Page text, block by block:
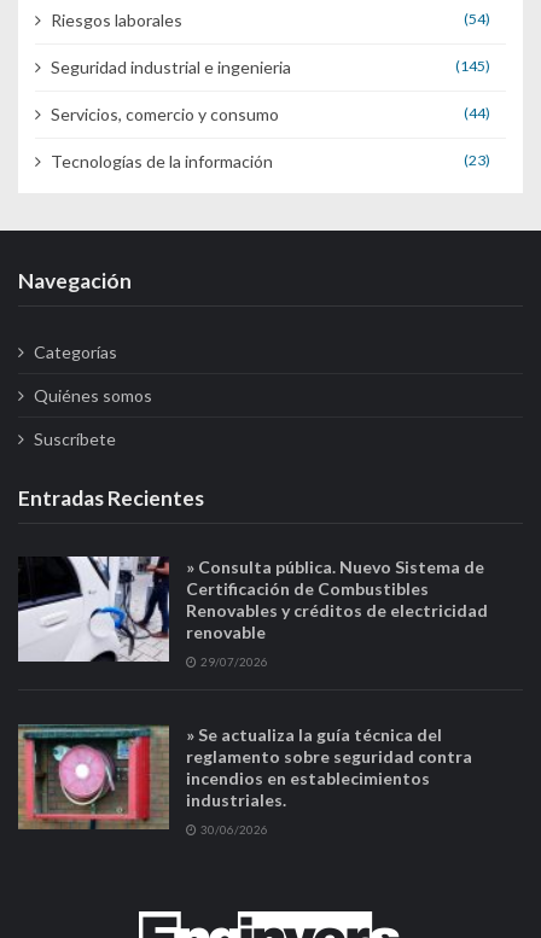
Riesgos laborales (54)
Seguridad industrial e ingenieria (145)
Servicios, comercio y consumo (44)
Tecnologías de la información (23)
Navegación
Categorías
Quiénes somos
Suscríbete
Entradas Recientes
» Consulta pública. Nuevo Sistema de
Certificación de Combustibles
Renovables y créditos de electricidad
renovable
29/07/2026
» Se actualiza la guía técnica del
reglamento sobre seguridad contra
incendios en establecimientos
industriales.
30/06/2026